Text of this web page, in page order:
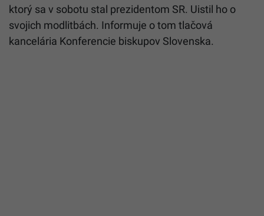
ktorý sa v sobotu stal prezidentom SR. Uistil ho o
svojich modlitbách. Informuje o tom tlačová
kancelária Konferencie biskupov Slovenska.